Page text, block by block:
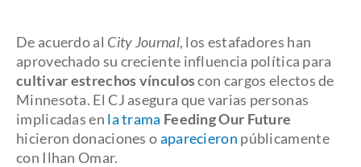
De acuerdo al City Journal, los estafadores han
aprovechado su creciente influencia política para
cultivar estrechos vínculoscon cargos electos de
Minnesota. El CJ asegura que varias personas
implicadas en la trama Feeding Our Future
hicieron donaciones oaparecieron públicamente
con Ilhan Omar.